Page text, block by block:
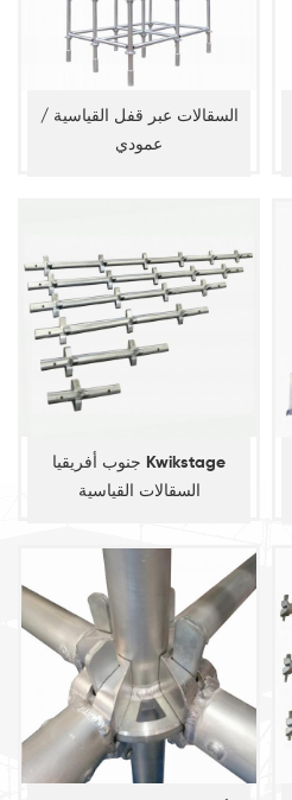
السقالات عبر قفل القياسية /
عمودي
جنوب أفريقيا Kwikstage
السقالات القياسية